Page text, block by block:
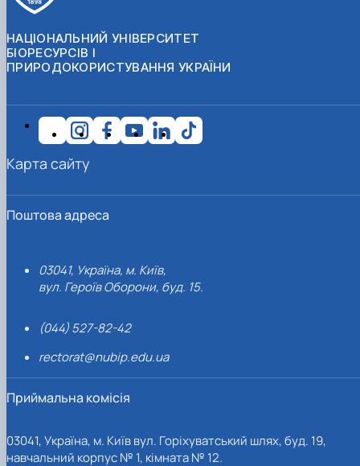
НАЦІОНАЛЬНИЙ УНІВЕРСИТЕТ
БІОРЕСУРСІВ І
ПРИРОДОКОРИСТУВАННЯ УКРАЇНИ
Поштова адреса
03041, Україна, м. Київ,
вул. Героїв Оборони, буд. 15.
(044) 527-82-42
rectorat@nubip.edu.ua
Приймальна комісія
03041, Україна, м. Київ вул. Горіхуватський шлях, буд. 19,
навчальний корпус № 1, кімната № 12.
Карта сайту